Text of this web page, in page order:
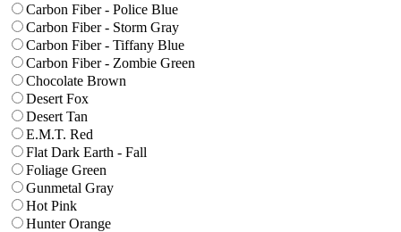
Carbon Fiber - Police Blue
Carbon Fiber - Storm Gray
Carbon Fiber - Tiffany Blue
Carbon Fiber - Zombie Green
Chocolate Brown
Desert Fox
Desert Tan
E.M.T. Red
Flat Dark Earth - Fall
Foliage Green
Gunmetal Gray
Hot Pink
Hunter Orange